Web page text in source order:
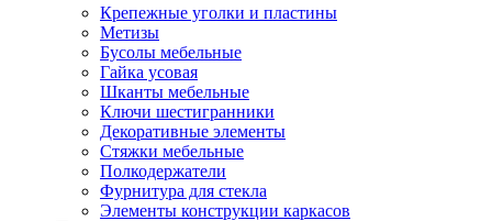
Крепежные уголки и пластины
Метизы
Бусолы мебельные
Гайка усовая
Шканты мебельные
Ключи шестигранники
Декоративные элементы
Стяжки мебельные
Полкодержатели
Фурнитура для стекла
Элементы конструкции каркасов